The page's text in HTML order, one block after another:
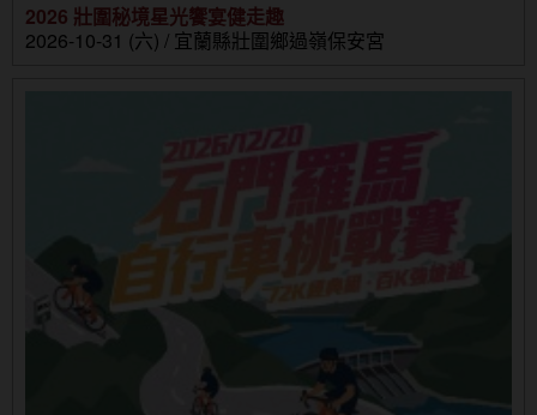
2026 壯圍秘境星光饗宴健走趣
2026-10-31 (六) / 宜蘭縣壯圍鄉過嶺保安宮